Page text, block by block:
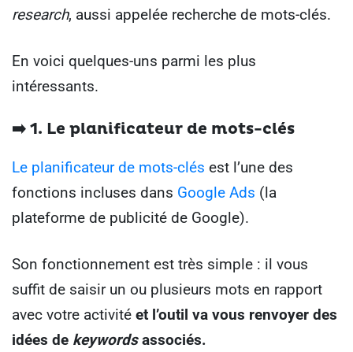
research, aussi appelée recherche de mots-clés.
En voici quelques-uns parmi les plus
intéressants.
➡️ 1. Le planificateur de mots-clés
Le planificateur de mots-clés est l’une des
fonctions incluses dans Google Ads (la
plateforme de publicité de Google).
Son fonctionnement est très simple : il vous
suffit de saisir un ou plusieurs mots en rapport
avec votre activité et l’outil va vous renvoyer des
idées de keywordsassociés.